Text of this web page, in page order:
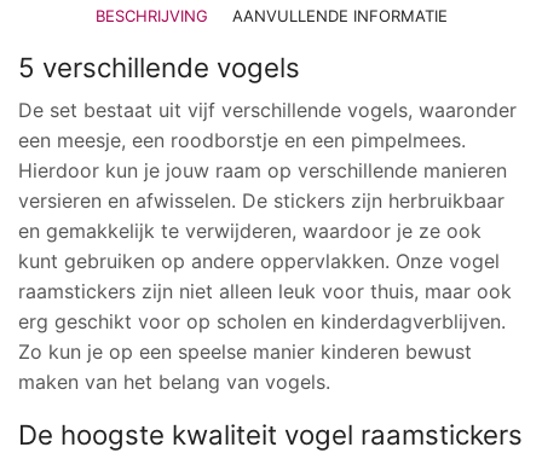
BESCHRIJVING AANVULLENDE INFORMATIE
5 verschillende vogels
De set bestaat uit vijf verschillende vogels, waaronder
een meesje, een roodborstje en een pimpelmees.
Hierdoor kun je jouw raam op verschillende manieren
versieren en afwisselen. De stickers zijn herbruikbaar
en gemakkelijk te verwijderen, waardoor je ze ook
kunt gebruiken op andere oppervlakken. Onze vogel
raamstickers zijn niet alleen leuk voor thuis, maar ook
erg geschikt voor op scholen en kinderdagverblijven.
Zo kun je op een speelse manier kinderen bewust
maken van het belang van vogels.
De hoogste kwaliteit vogel raamstickers